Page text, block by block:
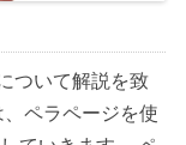
ついて解説を致
ペラページを使